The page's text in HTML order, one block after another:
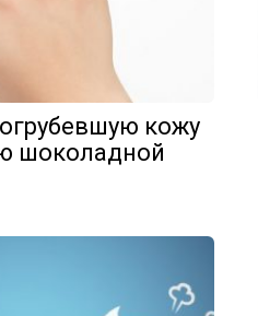
кожу
шоколадной